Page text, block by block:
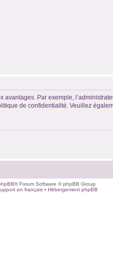
Par exemple,
de confidentialité. Veuillez
® Forum Software © phpBB Group
en français• Hébergement phpBB